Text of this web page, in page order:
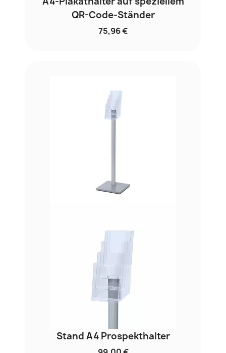
QR-Code-Ständer
75,96 €
Stand A4 Prospekthalter